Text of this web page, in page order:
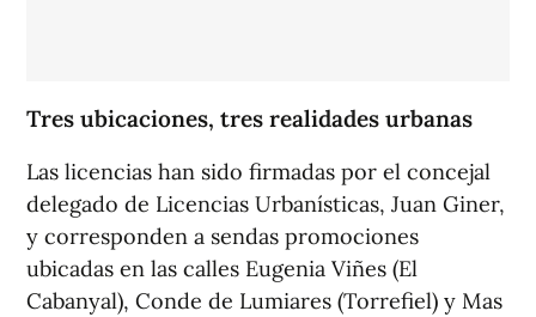
Tres ubicaciones, tres realidades urbanas
Las licencias han sido firmadas por el concejal
delegado de Licencias Urbanísticas, Juan Giner,
y corresponden a sendas promociones
ubicadas en las calles Eugenia Viñes (El
Cabanyal), Conde de Lumiares (Torrefiel) y Mas